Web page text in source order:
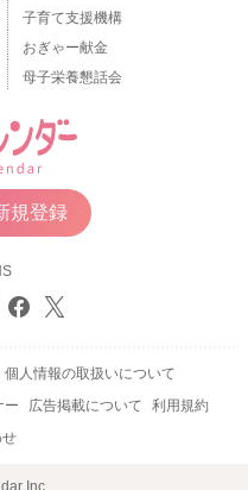
子育て支援機構
おぎゃー献金
母子栄養懇話会
規登録
個人情報の取扱いについて
ー 広告掲載について
利用規約
Inc.